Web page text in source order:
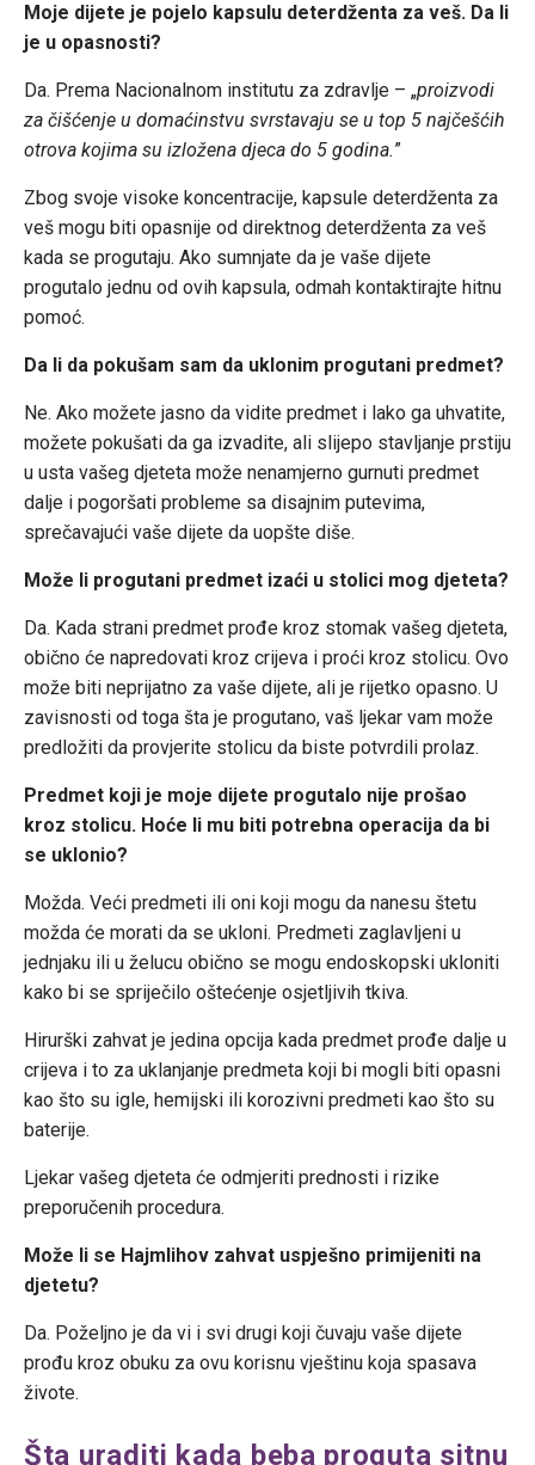
Moje dijete je pojelo kapsulu deterdženta za veš. Da li
je u opasnosti?
Da. Prema Nacionalnom institutu za zdravlje – „proizvodi
za čišćenje u domaćinstvu svrstavaju se u top 5 najčešćih
otrova kojima su izložena djeca do 5 godina.”
Zbog svoje visoke koncentracije, kapsule deterdženta za
veš mogu biti opasnije od direktnog deterdženta za veš
kada se progutaju. Ako sumnjate da je vaše dijete
progutalo jednu od ovih kapsula, odmah kontaktirajte hitnu
pomoć.
Da li da pokušam sam da uklonim progutani predmet?
Ne. Ako možete jasno da vidite predmet i lako ga uhvatite,
možete pokušati da ga izvadite, ali slijepo stavljanje prstiju
u usta vašeg djeteta može nenamjerno gurnuti predmet
dalje i pogoršati probleme sa disajnim putevima,
sprečavajući vaše dijete da uopšte diše.
Može li progutani predmet izaći u stolici mog djeteta?
Da. Kada strani predmet prođe kroz stomak vašeg djeteta,
obično će napredovati kroz crijeva i proći kroz stolicu. Ovo
može biti neprijatno za vaše dijete, ali je rijetko opasno. U
zavisnosti od toga šta je progutano, vaš ljekar vam može
predložiti da provjerite stolicu da biste potvrdili prolaz.
Predmet koji je moje dijete progutalo nije prošao
kroz stolicu. Hoće li mu biti potrebna operacija da bi
se uklonio?
Možda. Veći predmeti ili oni koji mogu da nanesu štetu
možda će morati da se ukloni. Predmeti zaglavljeni u
jednjaku ili u želucu obično se mogu endoskopski ukloniti
kako bi se spriječilo oštećenje osjetljivih tkiva.
Hirurški zahvat je jedina opcija kada predmet prođe dalje u
crijeva i to za uklanjanje predmeta koji bi mogli biti opasni
kao što su igle, hemijski ili korozivni predmeti kao što su
baterije.
Ljekar vašeg djeteta će odmjeriti prednosti i rizike
preporučenih procedura.
Može li se Hajmlihov zahvat uspješno primijeniti na
djetetu?
Da. Poželjno je da vi i svi drugi koji čuvaju vaše dijete
prođu kroz obuku za ovu korisnu vještinu koja spasava
živote.
Šta uraditi kada beba proguta sitnu